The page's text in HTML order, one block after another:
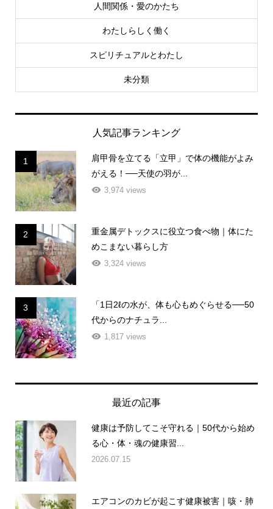
人間関係・愛のかたち
わたしらしく働く
スピリチュアルとわたし
未分類
人気記事ランキング
1
肩甲骨を立てる「立甲」で体の機能がよみ
がえる！──天使の羽が...
3,974 views
2
重金属デトックスに役立つ食べ物｜体にた
めこまない暮らし方
3,324 views
3
「1日2ℓの水が、体も心もめぐらせる──50
代からのナチュラ...
1,817 views
最近の記事
健康は予防してこそ守れる｜50代から始め
る心・体・魂の健康習...
2026.07.15
エアコンのカビが起こす健康被害｜咳・肺